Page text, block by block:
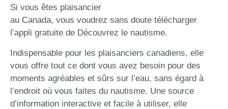
Si vous êtes plaisancier
au Canada, vous voudrez sans doute télécharger
l’appli gratuite de Découvrez le nautisme.
Indispensable pour les plaisanciers canadiens, elle
vous offre tout ce dont vous avez besoin pour des
moments agréables et sûrs sur l’eau, sans égard à
l’endroit où vous faites du nautisme. Une source
d’information interactive et facile à utiliser, elle